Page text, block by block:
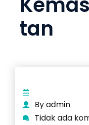
tan
By admin
Tidak ada